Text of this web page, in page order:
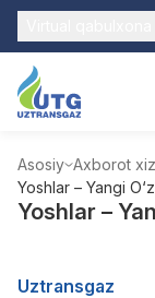
Asosiy Axborot
Yoshlar – Yangi
Yoshlar –
Uztransgaz